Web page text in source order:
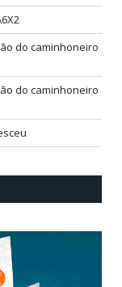
do caminhoneiro
do caminhoneiro